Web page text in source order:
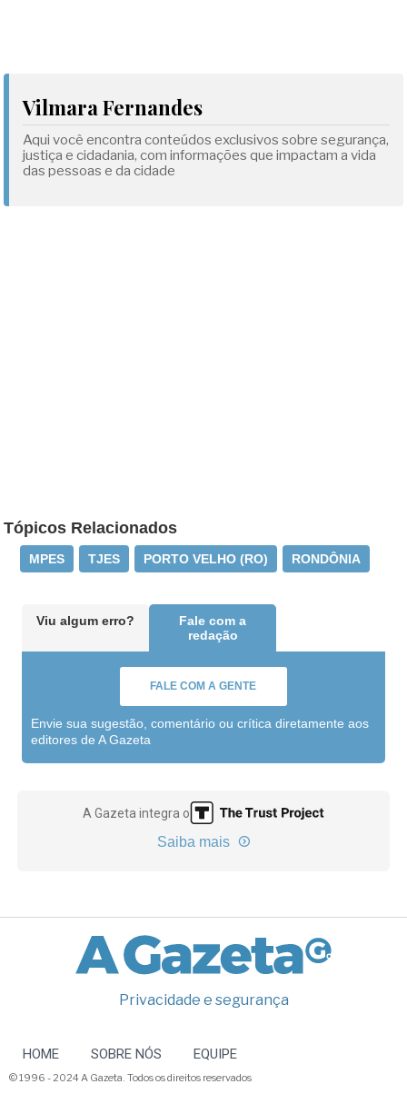
Vilmara Fernandes
Aqui você encontra conteúdos exclusivos sobre segurança,
justiça e cidadania, com informações que impactam a vida
das pessoas e da cidade
Tópicos Relacionados
MPES TJES PORTO VELHO (RO) RONDÔNIA
Viu algum erro?
Fale com a
redação
FALE COM A GENTE
Envie sua sugestão, comentário ou crítica diretamente aos
editores de A Gazeta
A Gazeta integra o
Saiba mais
Privacidade e segurança
HOME SOBRE NÓS EQUIPE
© 1996 - 2024 A Gazeta. Todos os direitos reservados